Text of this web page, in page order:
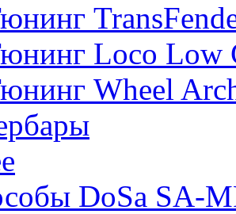
Loco Low
Wheel
DoSа SA-